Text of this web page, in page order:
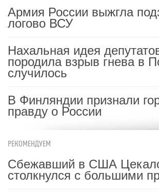
Армия России выжгла
логово ВСУ
Нахальная идея
породила взрыв гнева в
случилось
В Финляндии признали
правду о России
РЕКОМЕНДУЕМ
Сбежавший в США
столкнулся с большими